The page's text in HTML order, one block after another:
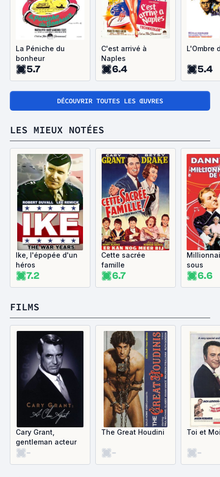
La Péniche du
bonheur
5.7
C'est arrivé à
Naples
6.4
L'Ombre
5.4
DÉCOUVRIR TOUTES LES ŒUVRES
LES MIEUX NOTÉES
Ike, l'épopée d'un
héros
7.2
Cette sacrée
famille
6.7
sous
6.6
FILMS
Cary Grant,
gentleman acteur
-
The Great Houdini
-
Toi et
-